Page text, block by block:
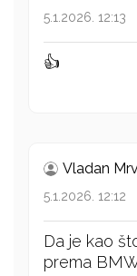
5.1.2026. 12:13
👍
Vladan
5.1.2026. 12:12
Da je kao
prema